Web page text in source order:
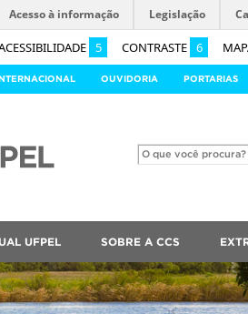
5 CONTRASTE 6
Acesso à informação Legislação
OUVIDORIA PORTARIAS
UFPEL SOBRE A CCS